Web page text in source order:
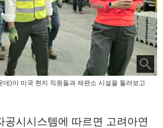
데)이 미국 현지 직원들과 제련소 시설을 둘러보고
공시시스템에 따르면 고려아연